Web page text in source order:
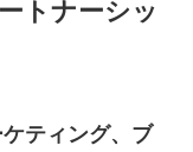
トナーシッ
ティング、ブ